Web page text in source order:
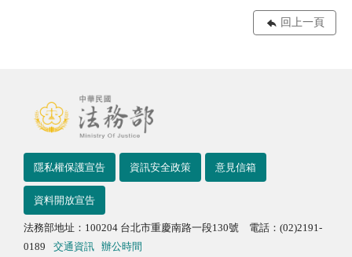
回上一頁
隱私權保護宣告 資訊安全政策 意見信箱
資料開放宣告
法務部地址：100204 台北市重慶南路一段130號 電話：(02)2191-
0189
交通資訊 辦公時間